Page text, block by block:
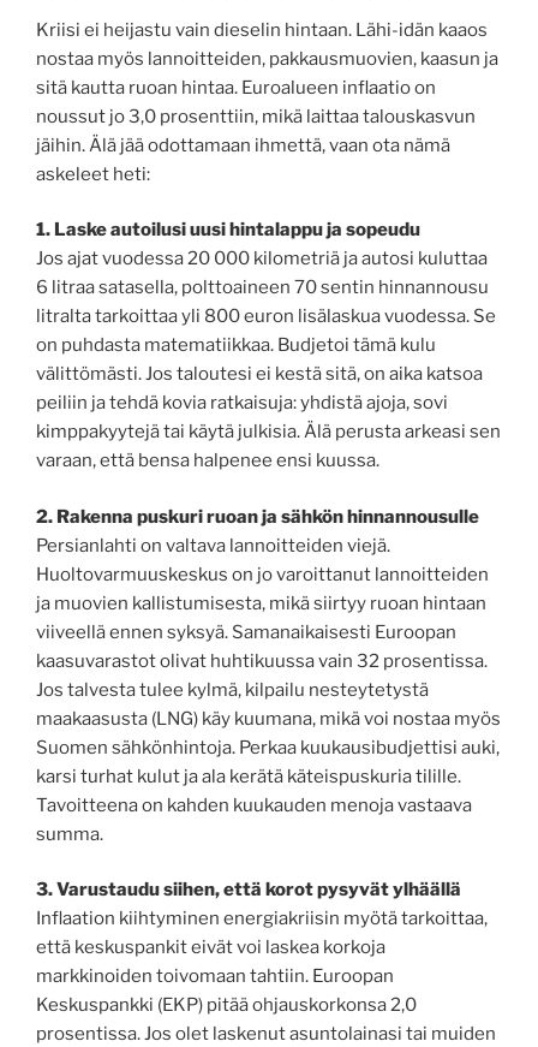
Kriisi ei heijastu vain dieselin hintaan. Lähi-idän kaaos
nostaa myös lannoitteiden, pakkausmuovien, kaasun ja
sitä kautta ruoan hintaa. Euroalueen inflaatio on
noussut jo 3,0 prosenttiin, mikä laittaa talouskasvun
jäihin. Älä jää odottamaan ihmettä, vaan ota nämä
askeleet heti:
1. Laske autoilusi uusi hintalappu ja sopeudu
Jos ajat vuodessa 20 000 kilometriä ja autosi kuluttaa
6 litraa satasella, polttoaineen 70 sentin hinnannousu
litralta tarkoittaa yli 800 euron lisälaskua vuodessa. Se
on puhdasta matematiikkaa. Budjetoi tämä kulu
välittömästi. Jos taloutesi ei kestä sitä, on aika katsoa
peiliin ja tehdä kovia ratkaisuja: yhdistä ajoja, sovi
kimppakyytejä tai käytä julkisia. Älä perusta arkeasi sen
varaan, että bensa halpenee ensi kuussa.
2. Rakenna puskuri ruoan ja sähkön hinnannousulle
Persianlahti on valtava lannoitteiden viejä.
Huoltovarmuuskeskus on jo varoittanut lannoitteiden
ja muovien kallistumisesta, mikä siirtyy ruoan hintaan
viiveellä ennen syksyä. Samanaikaisesti Euroopan
kaasuvarastot olivat huhtikuussa vain 32 prosentissa.
Jos talvesta tulee kylmä, kilpailu nesteytetystä
maakaasusta (LNG) käy kuumana, mikä voi nostaa myös
Suomen sähkönhintoja. Perkaa kuukausibudjettisi auki,
karsi turhat kulut ja ala kerätä käteispuskuria tilille.
Tavoitteena on kahden kuukauden menoja vastaava
summa.
3. Varustaudu siihen, että korot pysyvät ylhäällä
Inflaation kiihtyminen energiakriisin myötä tarkoittaa,
että keskuspankit eivät voi laskea korkoja
markkinoiden toivomaan tahtiin. Euroopan
Keskuspankki (EKP) pitää ohjauskorkonsa 2,0
prosentissa. Jos olet laskenut asuntolainasi tai muiden